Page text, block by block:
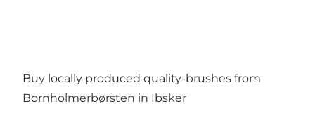
Buy locally produced quality-brushes from
Bornholmerbørsten in Ibsker